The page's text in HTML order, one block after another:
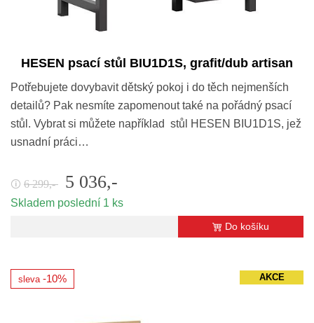
HESEN psací stůl BIU1D1S, grafit/dub artisan
Potřebujete dovybavit dětský pokoj i do těch nejmenších
detailů? Pak nesmíte zapomenout také na pořádný psací
stůl. Vybrat si můžete například stůl HESEN BIU1D1S, jež
usnadní práci…
🛈 6 299,- 5 036,-
Skladem poslední 1 ks
Do košíku
AKCE
sleva -10%